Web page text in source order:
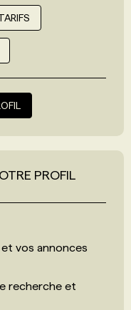
PROFIL
vos annonces
recherche et